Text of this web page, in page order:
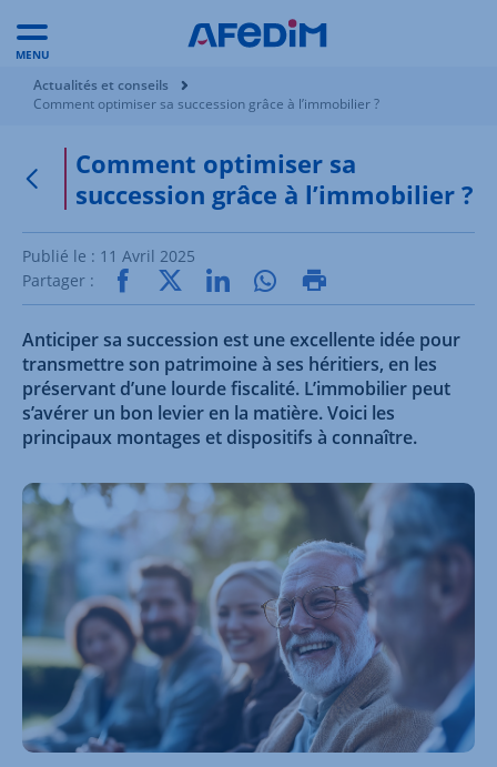
MENU
Vous êtes ici:
Actualités et conseils
Comment optimiser sa succession grâce à l’immobilier ?
Retour à la page précédente
Comment optimiser sa
succession grâce à l’immobilier ?
Publié le : 11 Avril 2025
Partager :
Anticiper sa succession est une excellente idée pour
transmettre son patrimoine à ses héritiers, en les
préservant d’une lourde fiscalité. L’immobilier peut
s’avérer un bon levier en la matière. Voici les
principaux montages et dispositifs à connaître.